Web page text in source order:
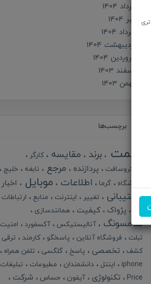
مرداد 1404
تير 1404
خرداد 1404
ارديبهشت 1404
فروردین 1404
اسفند 1403
بهمن 1403
برچسب‌ها
قیمت برند مقایسه
کارگر
مایکروسافت
پردازنده مرجع نابغه
خلیج
فروشگاه
گرما اطلاعات موبایل اخبار
پشتیبانی تغییر اینترنت منابع
ارتباطات
پژواک کیفیت همانندسازی
سامسونگ آنالیستیکس آکسفورد
امنیت
تبلت
فروشگاه آنلاین پاسخگو کارمند
ترقی
کشف
تخصصی پاسخ گلگسی
تلفن همراه
iphone
اینتل دانشمندان مطبوعات
تبلیغات
Price
تکنولوژی آیفون حساس
شرکت